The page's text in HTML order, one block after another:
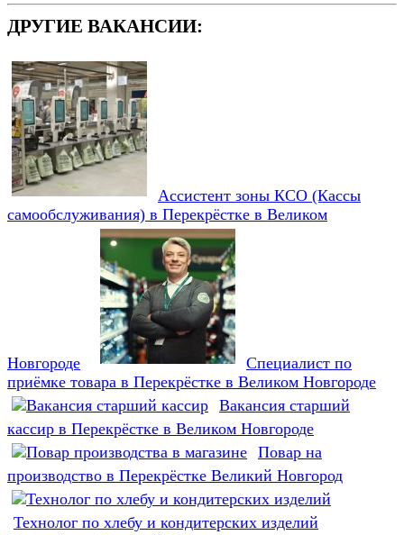
ДРУГИЕ ВАКАНСИИ:
Ассистент зоны КСО (Кассы
самообслуживания) в Перекрёстке в Великом
Новгороде
Специалист по
приёмке товара в Перекрёстке в Великом Новгороде
Вакансия старший
кассир в Перекрёстке в Великом Новгороде
Повар на
производство в Перекрёстке Великий Новгород
Технолог по хлебу и кондитерских изделий